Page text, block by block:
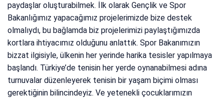
paydaşlar oluşturabilmek. İlk olarak Gençlik ve Spor
Bakanlığımız yapacağımız projelerimizde bize destek
olmalıydı, bu bağlamda biz projelerimizi paylaştığımızda
kortlara ihtiyacımız olduğunu anlattık. Spor Bakanımızın
bizzat ilgisiyle, ülkenin her yerinde harika tesisler yapılmaya
başlandı. Türkiye’de tenisin her yerde oynanabilmesi adına
turnuvalar düzenleyerek tenisin bir yaşam biçimi olması
gerektiğinin bilincindeyiz. Ve yetenekli çocuklarımızın